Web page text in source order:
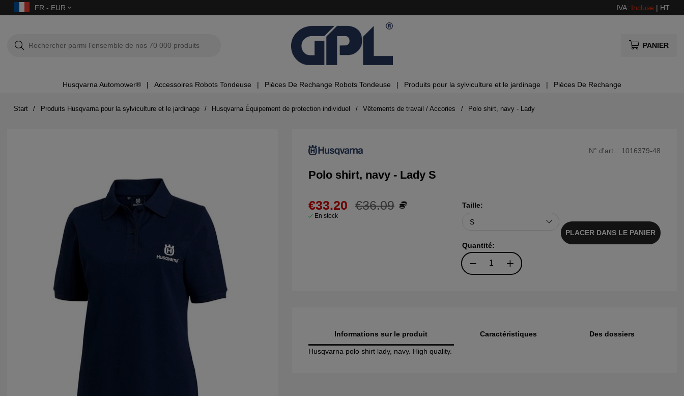
FR - EUR IVA: Incluse | HT
PANIER
Husqvarna Automower® Accessoires Robots Tondeuse Pièces De Rechange Robots Tondeuse Produits pour la sylviculture et le jardinage Pièces De Rechange
Start Produits Husqvarna pour la sylviculture et le jardinage Husqvarna Équipement de protection individuel Vêtements de travail / Accories Polo shirt, navy - Lady
N° d'art. : 1016379-48
Polo shirt, navy - Lady S
€36.09
€33.20
En stock
Taille:
Quantité:
PLACER DANS LE PANIER
Informations sur le produit
Husqvarna polo shirt lady, navy. High quality.
Caractéristiques Des dossiers